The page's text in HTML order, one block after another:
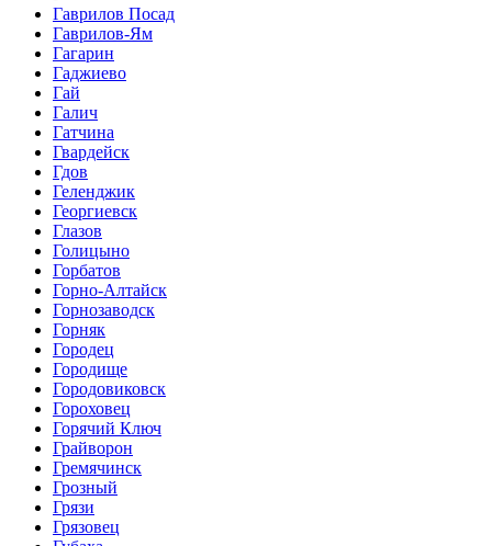
Гаврилов Посад
Гаврилов-Ям
Гагарин
Гаджиево
Гай
Галич
Гатчина
Гвардейск
Гдов
Геленджик
Георгиевск
Глазов
Голицыно
Горбатов
Горно-Алтайск
Горнозаводск
Горняк
Городец
Городище
Городовиковск
Гороховец
Горячий Ключ
Грайворон
Гремячинск
Грозный
Грязи
Грязовец